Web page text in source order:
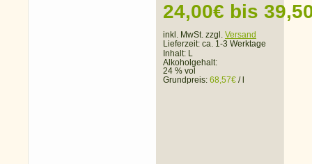
24,00€ bis
inkl. MwSt. zzgl. Versand
Lieferzeit: ca. 1-3 Werktage
Inhalt: L
Alkoholgehalt:
24 % vol
Grundpreis: 68,57€ /